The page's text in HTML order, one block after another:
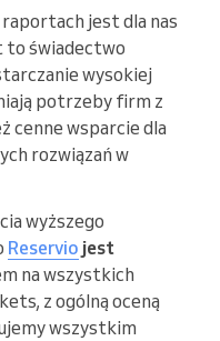
jest dla nas
to świadectwo
wysokiej
potrzeby firm z
cenne wsparcie dla
rozwiązań w
wyższego
Reservio jest
na wszystkich
z ogólną oceną
wszystkim